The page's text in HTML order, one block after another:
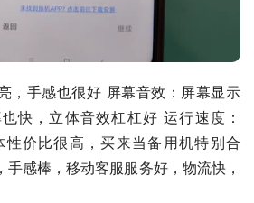
，手感也很好 屏幕音效：屏幕显示
快，立体音效杠杠好 运行速度：
价比很高，买来当备用机特别合
感棒，移动客服服务好，物流快，